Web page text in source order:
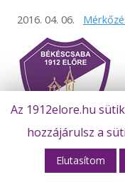
2016. 04. 06.
Az 1912elore.hu
hozzájárulsz a
Elutasítom